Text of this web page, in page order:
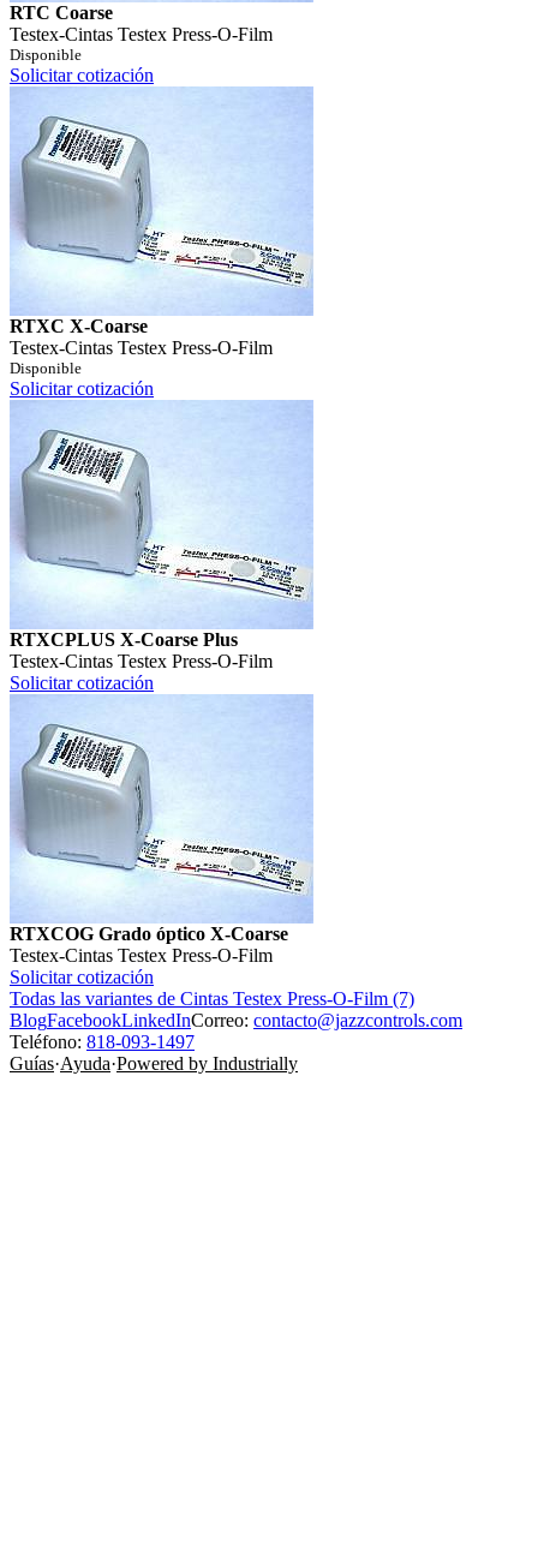
RTC Coarse
Testex-Cintas Testex Press-O-Film
Disponible
Solicitar cotización
RTXC X-Coarse
Testex-Cintas Testex Press-O-Film
Disponible
Solicitar cotización
RTXCPLUS X-Coarse Plus
Testex-Cintas Testex Press-O-Film
Solicitar cotización
RTXCOG Grado óptico X-Coarse
Testex-Cintas Testex Press-O-Film
Solicitar cotización
Todas las variantes de Cintas Testex Press-O-Film (7)
BlogFacebookLinkedInCorreo: contacto@jazzcontrols.com
Teléfono: 818-093-1497
Guías·Ayuda·Powered by Industrially